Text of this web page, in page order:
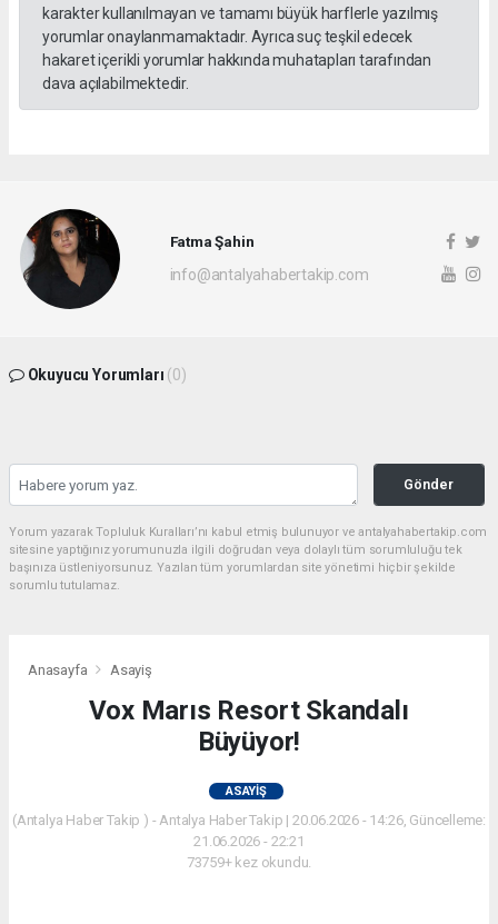
karakter kullanılmayan ve tamamı büyük harflerle yazılmış
yorumlar onaylanmamaktadır. Ayrıca suç teşkil edecek
hakaret içerikli yorumlar hakkında muhatapları tarafından
dava açılabilmektedir.
Fatma Şahin
info@antalyahabertakip.com
Okuyucu Yorumları (0)
Gönder
Yorum yazarak Topluluk Kuralları’nı kabul etmiş bulunuyor ve antalyahabertakip.com
sitesine yaptığınız yorumunuzla ilgili doğrudan veya dolaylı tüm sorumluluğu tek
başınıza üstleniyorsunuz. Yazılan tüm yorumlardan site yönetimi hiçbir şekilde
sorumlu tutulamaz.
Anasayfa Asayiş
Vox Marıs Resort Skandalı
Büyüyor!
ASAYIŞ
(Antalya Haber Takip ) - Antalya Haber Takip | 20.06.2026 - 14:26, Güncelleme:
21.06.2026 - 22:21
73759+ kez okundu.